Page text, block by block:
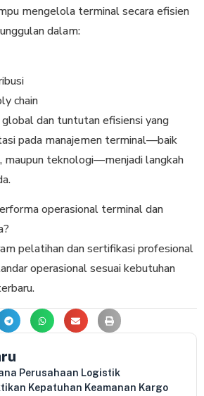
mengelola terminal secara efisien
dalam:
chain
dan tuntutan efisiensi yang
pada manajemen terminal—baik
maupun teknologi—menjadi langkah
operasional terminal dan
pelatihan dan sertifikasi profesional
operasional sesuai kebutuhan
Perusahaan Logistik
Kepatuhan Keamanan Kargo